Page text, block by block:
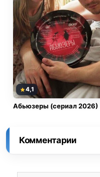
4,1
Абьюзеры (сериал 2026)
Комментарии